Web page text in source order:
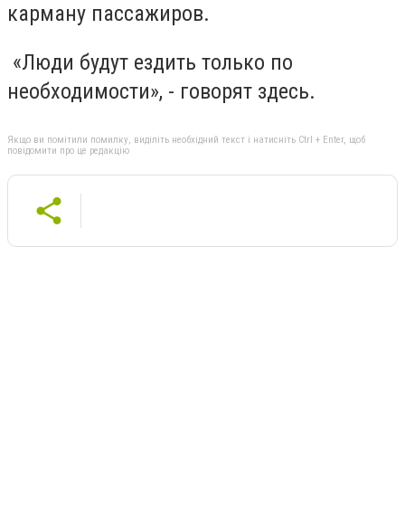
карману пассажиров.
«Люди будут ездить только по
необходимости», - говорят здесь.
Якщо ви помітили помилку, виділіть необхідний текст і натисніть Ctrl + Enter, щоб
повідомити про це редакцію